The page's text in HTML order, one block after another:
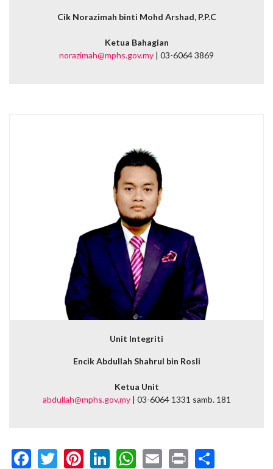
Cik Norazimah binti Mohd Arshad, P.P.C
Ketua Bahagian
norazimah@mphs.gov.my | 03-6064 3869
Unit Integriti
Encik Abdullah Shahrul bin Rosli
Ketua Unit
abdullah@mphs.gov.my| 03-6064 1331 samb. 181
Facebook
Twitter
Pinterest
LinkedIn
WhatsApp
Email
Print